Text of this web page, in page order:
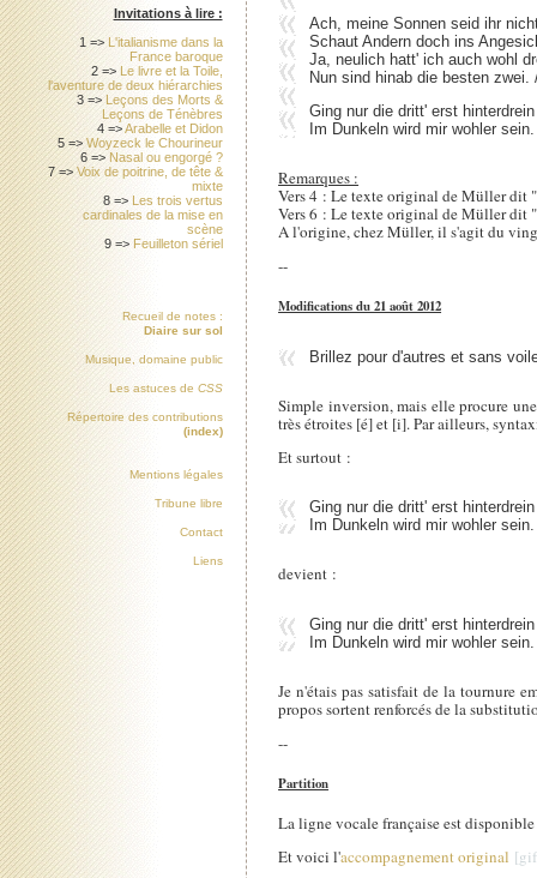
Ach, meine Sonnen seid ihr
Schaut Andern doch ins
Ja, neulich hatt' ich auch wohl
Nun sind hinab die besten
Ging nur die dritt' erst
Im Dunkeln wird mir wohler
Remarques :
Vers 4 : Le texte original de Müller dit
Vers 6 : Le texte original de Müller dit
A l'origine, chez Müller, il s'agit du
--
Modifications du 21 août 2012
Brillez pour d'autres et sans
Simple inversion, mais elle procure
très étroites [é] et [i]. Par ailleurs,
Et surtout :
Ging nur die dritt' erst
Im Dunkeln wird mir wohler
devient :
Ging nur die dritt' erst
Im Dunkeln wird mir wohler
Je n'étais pas satisfait de la tournure
propos sortent renforcés de la
--
Partition
La ligne vocale française est
Et voici l'accompagnement original
Invitations à lire :
1 => L'italianisme dans la
France baroque
2 => Le livre et la Toile,
l'aventure de deux hiérarchies
3 => Leçons des Morts &
Leçons de Ténèbres
4 =>Arabelle et Didon
5 =>Woyzeck le Chourineur
6 => Nasal ou engorgé ?
7 =>Voix de poitrine, de tête &
mixte
8 => Les trois vertus
cardinales de la mise en
scène
9 => Feuilleton sériel
Recueil de notes :
Diaire sur sol
Musique, domaine public
Les astuces de CSS
Répertoire des contributions
(index)
Mentions légales
Tribune libre
Contact
Liens